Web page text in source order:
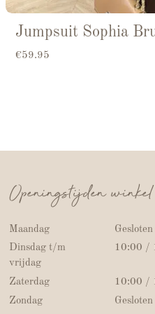
Jumpsuit Sophia
€59.95
Openingstijden winkel
Maandag
Gesloten
Dinsdag t/m
vrijdag
10:00 /
Zaterdag
10:00 /
Zondag
Gesloten